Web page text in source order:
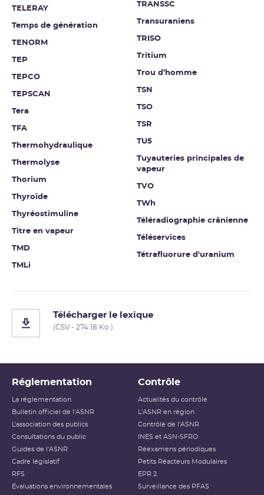
TELERAY
Temps de génération
TENORM
TEP
TEPCO
TEPSCAN
Tera
TFA
Thermohydraulique
Thermolyse
Thorium
Thyroïde
Thyréostimuline
Titre en vapeur
TMD
TMLi
TRANSSC
Transuraniens
TRISO
Tritium
Trou d’homme
TSN
TSO
TSR
TU5
Tuyauteries principales de
vapeur
TVO
TWh
Téléradiographie crânienne
Téléservices
Tétrafluorure d'uranium
Télécharger le lexique
(CSV - 274.18 Ko )
Réglementation
La réglementation
Bulletin officiel de l'ASNR
L’association des publics
Consultations du public
Guides de l'ASNR
Cadre législatif
RFS
Évaluations environnementales
Contrôle
Actualités du contrôle
L'ASNR en région
Contrôle de l'ASNR
INES et ASN-SFRO
Réexamens périodiques
Petits Réacteurs Modulaires
EPR 2
Surveillance des PFAS